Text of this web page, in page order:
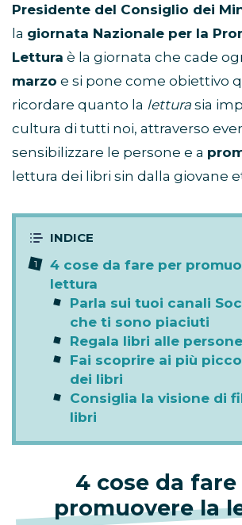
Presidente del Consiglio dei
la giornata Nazionale per la
Lettura è la giornata che cade
marzo e si pone come obiettivo
ricordare quanto la lettura sia
cultura di tutti noi, attraverso
sensibilizzare le persone e a
lettura dei libri sin dalla giovane
4 cose da fare per
lettura
Parla sui tuoi canali
che ti sono piaciuti
Regala libri alle
Fai scoprire ai più
dei libri
Consiglia la visione di
libri
4 cose da
promuovere la